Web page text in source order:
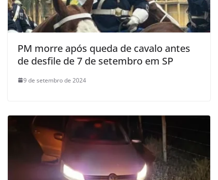
PM morre após queda de cavalo antes
de desfile de 7 de setembro em SP
9 de setembro de 2024